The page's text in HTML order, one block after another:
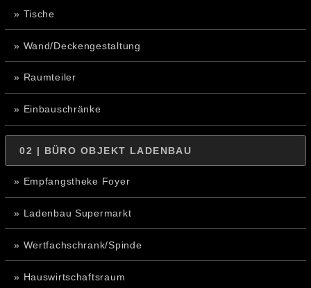
» Tische
» Wand/Deckengestaltung
» Raumteiler
» Einbauschränke
02 | BÜRO OBJEKT LADENBAU
» Empfangstheke Foyer
» Ladenbau Supermarkt
» Wertfachschrank/Spinde
» Hauswirtschaftsraum